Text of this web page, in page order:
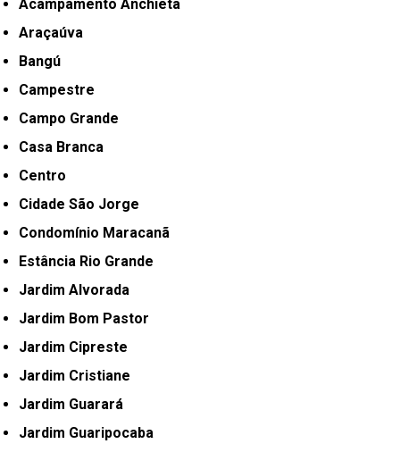
Acampamento Anchieta
Araçaúva
Bangú
Campestre
Campo Grande
Casa Branca
Centro
Cidade São Jorge
Condomínio Maracanã
Estância Rio Grande
Jardim Alvorada
Jardim Bom Pastor
Jardim Cipreste
Jardim Cristiane
Jardim Guarará
Jardim Guaripocaba